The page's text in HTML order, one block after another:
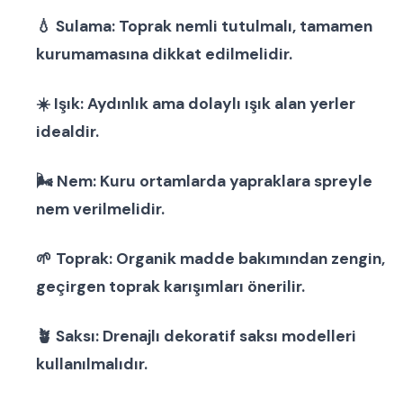
💧 Sulama: Toprak nemli tutulmalı, tamamen
kurumamasına dikkat edilmelidir.
☀️ Işık:Aydınlık ama dolaylı ışık alan yerler
idealdir.
🌬 Nem: Kuru ortamlarda yapraklara spreyle
nem verilmelidir.
🌱 Toprak: Organik madde bakımından zengin,
geçirgen toprak karışımları önerilir.
🪴 Saksı: Drenajlı dekoratif saksı modelleri
kullanılmalıdır.